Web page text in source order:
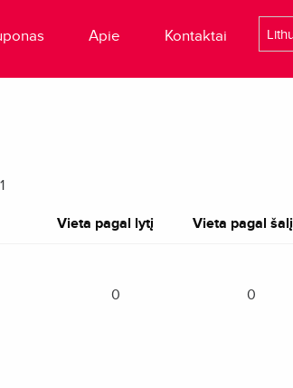
Apie Kontaktai
Vieta pagal lytį Vieta pagal šalį
0 0